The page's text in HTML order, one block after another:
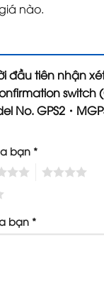
nào.
đầu tiên nhận
switch
No. GPS2・
bạn *
bạn *